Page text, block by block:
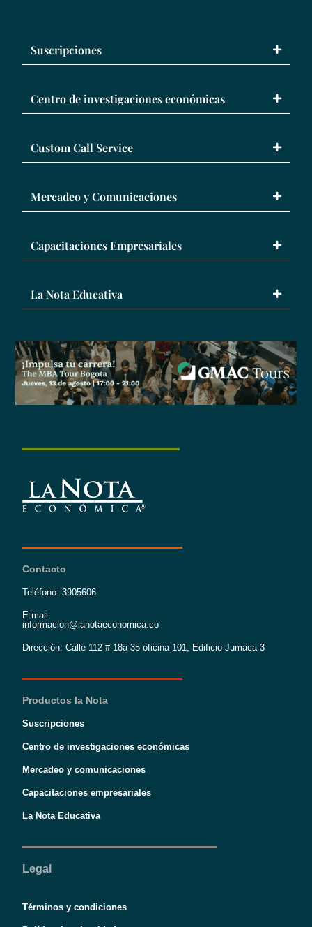
Suscripciones
Centro de investigaciones económicas
Custom Call Service
Mercadeo y Comunicaciones
Capacitaciones Empresariales
La Nota Educativa
Contacto
Teléfono: 3905606
E:mail:
informacion@lanotaeconomica.co
Dirección: Calle 112 # 18a 35 oficina 101, Edificio Jumaca 3
Productos la Nota
Suscripciones
Centro de investigaciones económicas
Mercadeo y comunicaciones
Capacitaciones empresariales
La Nota Educativa
Legal
Términos y condiciones